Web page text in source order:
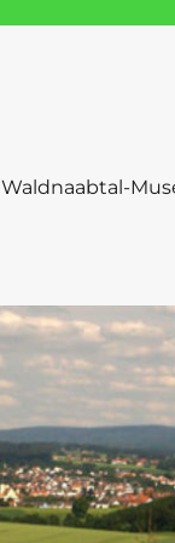
Waldnaabtal-